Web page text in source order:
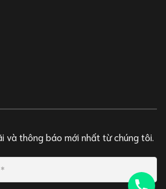
và thông báo mới nhất từ chúng tôi.